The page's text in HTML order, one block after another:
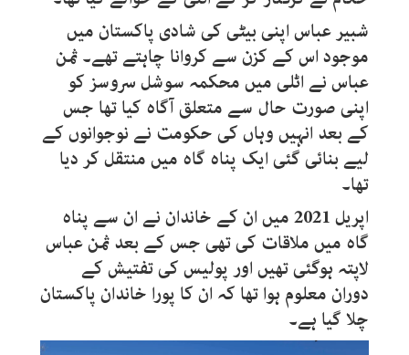
شبیر عباس اپنی بیٹی کی شادی پاکستان میں
موجود اس کے کزن سے کروانا چاہتے تھے۔ ثمن
عباس نے اٹلی میں محکمہ سوشل سروسز کو
اپنی صورت حال سے متعلق آگاہ کیا تھا جس
کے بعد انہیں وہاں کی حکومت نے نوجوانوں کے
لیے بنائی گئی ایک پناہ گاہ میں منتقل کر دیا
تھا۔
اپریل 2021 میں ان کے خاندان نے ان سے پناہ
گاہ میں ملاقات کی تھی جس کے بعد ثمن عباس
لاپتہ ہوگئی تھیں اور پولیس کی تفتیش کے
دوران معلوم ہوا تھا کہ ان کا پورا خاندان پاکستان
چلا گیا ہے۔